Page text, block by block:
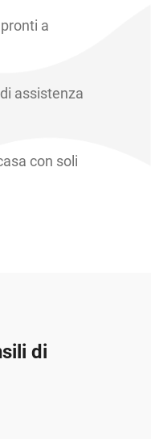
a
assistenza
con soli
di